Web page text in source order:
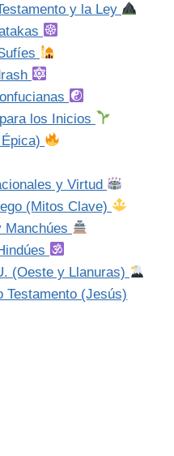
y la Ley
los Inicios
y Virtud
(Mitos Clave)
Manchúes
(Oeste y Llanuras)
Testamento (Jesús)